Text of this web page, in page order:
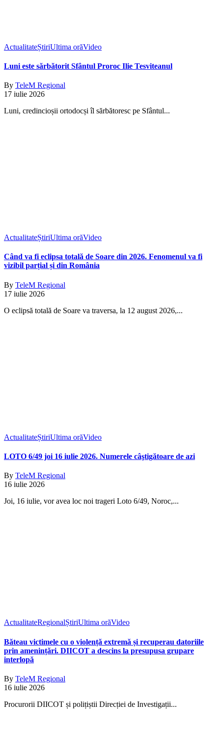
ActualitateȘtiriUltima orăVideo
Luni este sărbătorit Sfântul Proroc Ilie Tesviteanul
By TeleM Regional
17 iulie 2026
Luni, credincioșii ortodocși îl sărbătoresc pe Sfântul...
ActualitateȘtiriUltima orăVideo
Când va fi eclipsa totală de Soare din 2026. Fenomenul va fi
vizibil parțial și din România
By TeleM Regional
17 iulie 2026
O eclipsă totală de Soare va traversa, la 12 august 2026,...
ActualitateȘtiriUltima orăVideo
LOTO 6/49 joi 16 iulie 2026. Numerele câştigătoare de azi
By TeleM Regional
16 iulie 2026
Joi, 16 iulie, vor avea loc noi trageri Loto 6/49, Noroc,...
ActualitateRegionalȘtiriUltima orăVideo
Băteau victimele cu o violență extremă și recuperau datoriile
prin amenințări. DIICOT a descins la presupusa grupare
interlopă
By TeleM Regional
16 iulie 2026
Procurorii DIICOT și polițiștii Direcției de Investigații...